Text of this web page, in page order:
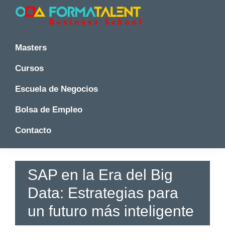
Saltar
Saltar
Saltar
principal
y
Master
en
Madrid
Formatalent
y
en
-
Formatalent
Masters
Cursos
Escuela de Negocios
Bolsa de Empleo
Contacto
SAP en la Era del Big
Data: Estrategias para
un futuro más inteligente